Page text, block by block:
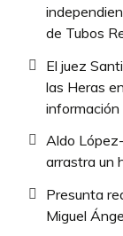
de Tubos
El juez
las Heras
información
Aldo
arrastra un
Presunta
Miguel